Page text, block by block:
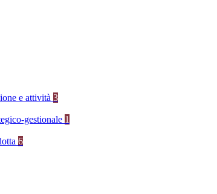
e attività 3
gestionale 1
6